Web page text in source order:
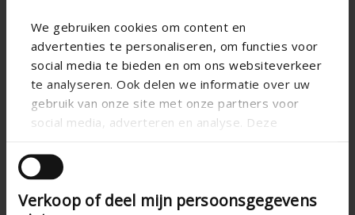
We gebruiken cookies om content en
advertenties te personaliseren, om functies voor
social media te bieden en om ons websiteverkeer
te analyseren. Ook delen we informatie over uw
gebruik van onze site met onze partners voor
social media, adverteren en analyse. Deze
andere informatie die u aan ze heeft verstrekt of
die ze hebben verzameld op basis van uw gebruik
van hun services.
Verkoop of deel mijn persoonsgegevens